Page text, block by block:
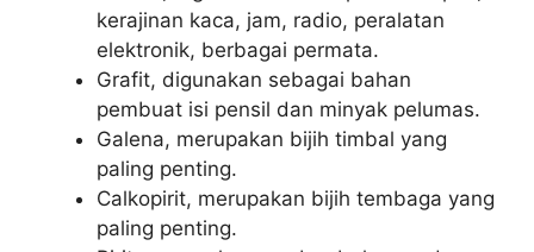
kerajinan kaca, jam, radio, peralatan
elektronik, berbagai permata.
Grafit, digunakan sebagai bahan
pembuat isi pensil dan minyak pelumas.
Galena, merupakan bijih timbal yang
paling penting.
Calkopirit, merupakan bijih tembaga yang
paling penting.